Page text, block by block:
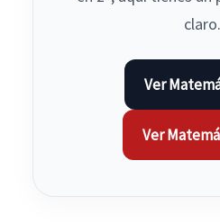
claro.
Ver
Ver